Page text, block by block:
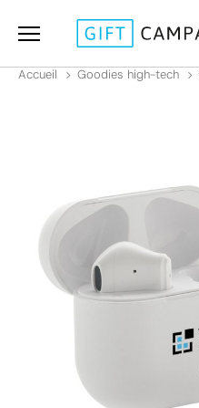
Accueil Goodies high-tech